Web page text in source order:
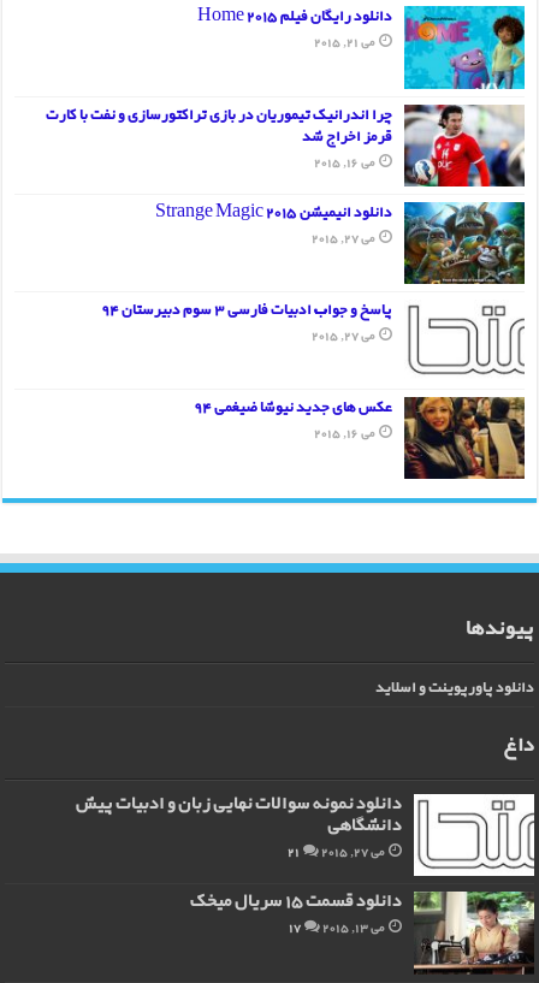
دانلود رایگان فیلم Home 2015
می 21, 2015
چرا اندرانیک تیموریان در بازی تراکتورسازی و نفت با کارت
قرمز اخراج شد
می 16, 2015
دانلود انیمیشن Strange Magic 2015
می 27, 2015
پاسخ و جواب ادبیات فارسی 3 سوم دبیرستان 94
می 27, 2015
عکس های جدید نیوشا ضیغمی 94
می 16, 2015
پیوندها
دانلود پاورپوینت و اسلاید
داغ
دانلود نمونه سوالات نهایی زبان و ادبیات پیش
دانشگاهی
می 27, 2015 21
دانلود قسمت 15 سریال میخک
می 13, 2015 17